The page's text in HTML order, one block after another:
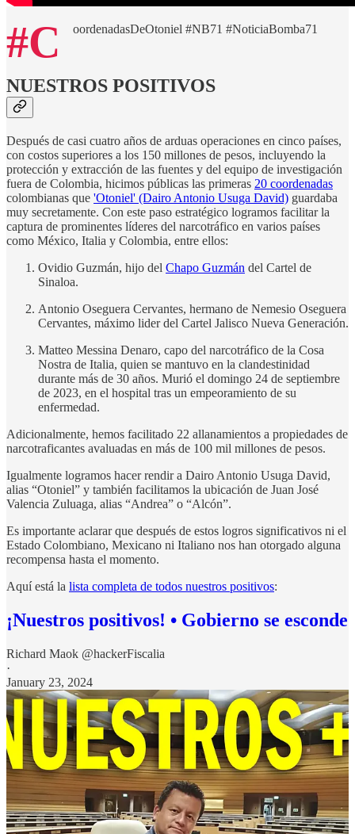
#C oordenadasDeOtoniel #NB71 #NoticiaBomba71
NUESTROS POSITIVOS
Después de casi cuatro años de arduas operaciones en cinco países,
con costos superiores a los 150 millones de pesos, incluyendo la
protección y extracción de las fuentes y del equipo de investigación
fuera de Colombia, hicimos públicas las primeras 20 coordenadas
colombianas que 'Otoniel' (Dairo Antonio Usuga David) guardaba
muy secretamente. Con este paso estratégico logramos facilitar la
captura de prominentes líderes del narcotráfico en varios países
como México, Italia y Colombia, entre ellos:
Ovidio Guzmán, hijo del Chapo Guzmán del Cartel de
Sinaloa.
Antonio Oseguera Cervantes, hermano de Nemesio Oseguera
Cervantes, máximo lider del Cartel Jalisco Nueva Generación.
Matteo Messina Denaro, capo del narcotráfico de la Cosa
Nostra de Italia, quien se mantuvo en la clandestinidad
durante más de 30 años. Murió el domingo 24 de septiembre
de 2023, en el hospital tras un empeoramiento de su
enfermedad.
Adicionalmente, hemos facilitado 22 allanamientos a propiedades de
narcotraficantes avaluadas en más de 100 mil millones de pesos.
Igualmente logramos hacer rendir a Dairo Antonio Usuga David,
alias “Otoniel” y también facilitamos la ubicación de Juan José
Valencia Zuluaga, alias “Andrea” o “Alcón”.
Es importante aclarar que después de estos logros significativos ni el
Estado Colombiano, Mexicano ni Italiano nos han otorgado alguna
recompensa hasta el momento.
Aquí está la lista completa de todos nuestros positivos:
¡Nuestros positivos! • Gobierno se esconde
Richard Maok @hackerFiscalia
·
January 23, 2024